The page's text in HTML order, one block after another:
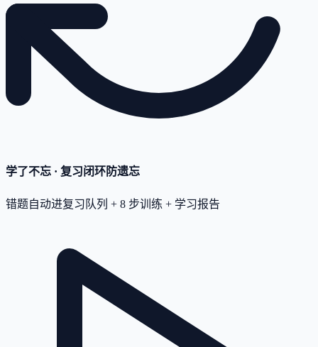
学了不忘 · 复习闭环防遗忘
错题自动进复习队列 + 8 步训练 + 学习报告